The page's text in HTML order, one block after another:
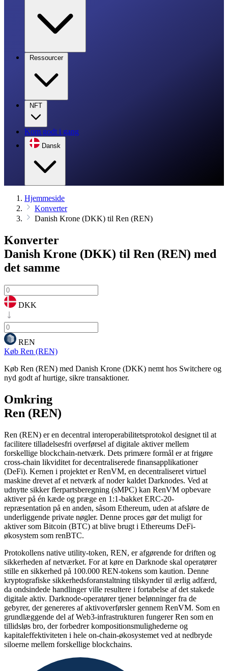
Ressourcer
NFT
Kom godt i gang
Dansk
Hjemmeside
Konverter
Danish Krone (DKK) til Ren (REN)
Konverter
Danish Krone (DKK) til Ren (REN) med
det samme
DKK
REN
Køb Ren (REN)
Køb Ren (REN) med Danish Krone (DKK) nemt hos Switchere og
nyd godt af hurtige, sikre transaktioner.
Omkring
Ren (REN)
Ren (REN) er en decentral interoperabilitetsprotokol designet til at
facilitere tilladelsesfri overførsel af digitale aktiver mellem
forskellige blockchain-netværk. Dets primære formål er at frigøre
cross-chain likviditet for decentraliserede finansapplikationer
(DeFi). Kernen i projektet er RenVM, en decentraliseret virtuel
maskine drevet af et netværk af noder kaldet Darknodes. Ved at
udnytte sikker flerpartsberegning (sMPC) kan RenVM opbevare
aktiver på én kæde og præge en 1:1-bakket ERC-20-
repræsentation på en anden, såsom Ethereum, uden at afsløre de
underliggende private nøgler. Denne proces gør det muligt for
aktiver som Bitcoin (BTC) at blive brugt i Ethereums DeFi-
økosystem som renBTC.
Protokollens native utility-token, REN, er afgørende for driften og
sikkerheden af netværket. For at køre en Darknode skal operatører
stille en sikkerhed på 100.000 REN-tokens som kaution. Denne
kryptografiske sikkerhedsforanstaltning tilskynder til ærlig adfærd,
da ondsindede handlinger ville resultere i fortabelse af det stakede
digitale aktiv. Darknode-operatører tjener belønninger fra de
gebyrer, der genereres af aktivoverførsler gennem RenVM. Som en
grundlæggende del af Web3-infrastrukturen fungerer Ren som en
tillidsløs bro, der forbedrer kompositionsmulighederne og
kapitaleffektiviteten i hele on-chain-økosystemet ved at nedbryde
siloerne mellem forskellige blockchains.